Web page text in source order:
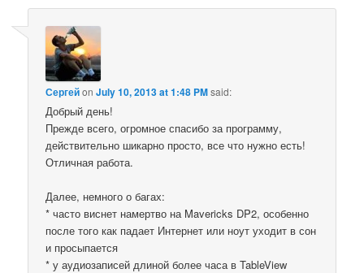
СергейonJuly 10, 2013 at 1:48 PMsaid:
Добрый день!
Прежде всего, огромное спасибо за программу,
действительно шикарно просто, все что нужно есть!
Отличная работа.
Далее, немного о багах:
* часто виснет намертво на Mavericks DP2, особенно
после того как падает Интернет или ноут уходит в сон
и просыпается
* у аудиозаписей длиной более часа в TableView